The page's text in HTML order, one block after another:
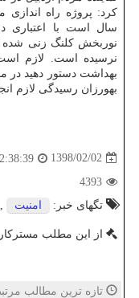
كرد: پروژه راه
نوربخش كلنگ زنی شده
نرسیده است. لازم
بهداشت دستور دهید در
بهورزان رسیدگی لازم
1398/02/02
4393
تگهای خبر:
امنیت
از این مطلب
تازه ترین مطالب